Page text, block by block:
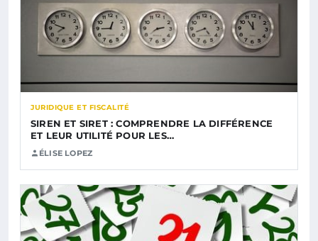
JURIDIQUE ET FISCALITÉ
SIREN ET SIRET : COMPRENDRE LA DIFFÉRENCE
ET LEUR UTILITÉ POUR LES…
ÉLISE LOPEZ